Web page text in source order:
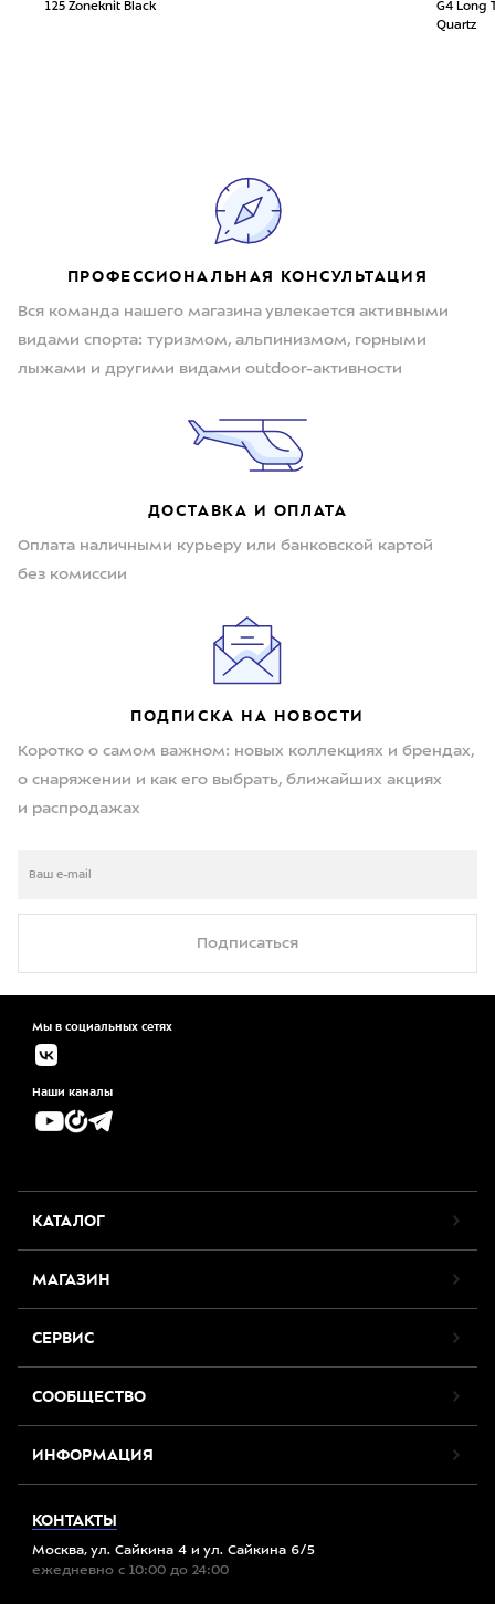
125 Zoneknit Black
G4 Long
Quartz
ПРОФЕССИОНАЛЬНАЯ КОНСУЛЬТАЦИЯ
Вся команда нашего магазина увлекается активными
видами спорта: туризмом, альпинизмом, горными
лыжами и другими видами outdoor-активности
ДОСТАВКА И ОПЛАТА
Оплата наличными курьеру или банковской картой
без комиссии
ПОДПИСКА НА НОВОСТИ
Коротко о самом важном: новых коллекциях и брендах,
о снаряжении и как его выбрать, ближайших акциях
и распродажах
Подписаться
Мы в социальных сетях
Наши каналы
КАТАЛОГ
МАГАЗИН
СЕРВИС
СООБЩЕСТВО
ИНФОРМАЦИЯ
КОНТАКТЫ
Москва, ул. Сайкина 4 и ул. Сайкина 6/5
ежедневно с 10:00 до 24:00